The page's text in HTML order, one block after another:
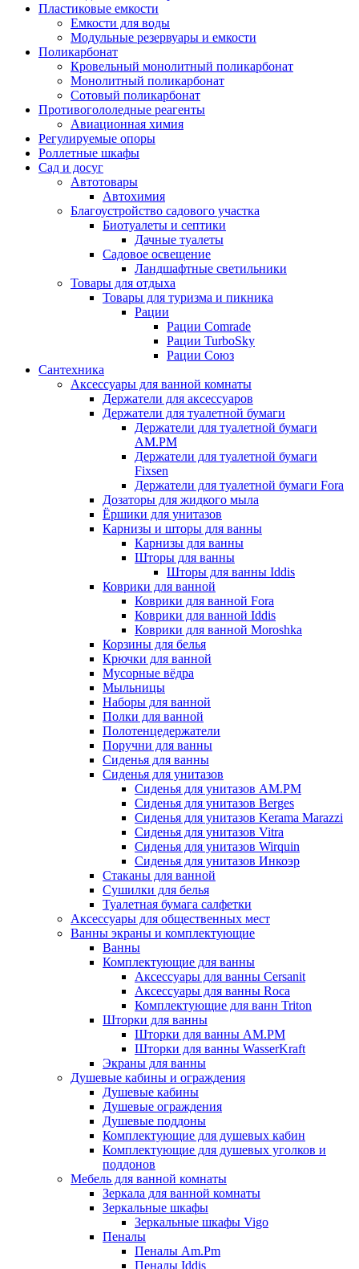
Пластиковые емкости
Емкости для воды
Модульные резервуары и емкости
Поликарбонат
Кровельный монолитный поликарбонат
Монолитный поликарбонат
Сотовый поликарбонат
Противогололедные реагенты
Авиационная химия
Регулируемые опоры
Роллетные шкафы
Сад и досуг
Автотовары
Автохимия
Благоустройство садового участка
Биотуалеты и септики
Дачные туалеты
Садовое освещение
Ландшафтные светильники
Товары для отдыха
Товары для туризма и пикника
Рации
Рации Comrade
Рации TurboSky
Рации Союз
Сантехника
Аксессуары для ванной комнаты
Держатели для аксессуаров
Держатели для туалетной бумаги
Держатели для туалетной бумаги
AM.PM
Держатели для туалетной бумаги
Fixsen
Держатели для туалетной бумаги Fora
Дозаторы для жидкого мыла
Ёршики для унитазов
Карнизы и шторы для ванны
Карнизы для ванны
Шторы для ванны
Шторы для ванны Iddis
Коврики для ванной
Коврики для ванной Fora
Коврики для ванной Iddis
Коврики для ванной Moroshka
Корзины для белья
Крючки для ванной
Мусорные вёдра
Мыльницы
Наборы для ванной
Полки для ванной
Полотенцедержатели
Поручни для ванны
Сиденья для ванны
Сиденья для унитазов
Сиденья для унитазов AM.PM
Сиденья для унитазов Berges
Сиденья для унитазов Kerama Marazzi
Сиденья для унитазов Vitra
Сиденья для унитазов Wirquin
Сиденья для унитазов Инкоэр
Стаканы для ванной
Сушилки для белья
Туалетная бумага салфетки
Аксессуары для общественных мест
Ванны экраны и комплектующие
Ванны
Комплектующие для ванны
Аксессуары для ванны Cersanit
Аксессуары для ванны Roca
Комплектующие для ванн Triton
Шторки для ванны
Шторки для ванны AM.PM
Шторки для ванны WasserKraft
Экраны для ванны
Душевые кабины и ограждения
Душевые кабины
Душевые ограждения
Душевые поддоны
Комплектующие для душевых кабин
Комплектующие для душевых уголков и
поддонов
Мебель для ванной комнаты
Зеркала для ванной комнаты
Зеркальные шкафы
Зеркальные шкафы Vigo
Пеналы
Пеналы Am.Pm
Пеналы Iddis